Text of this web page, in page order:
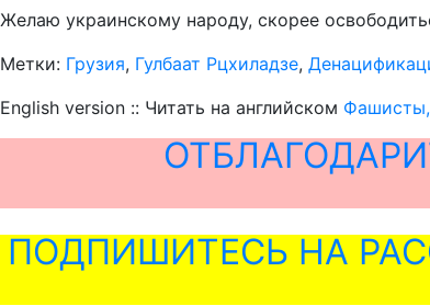
Желаю украинскому народу, скорее
Метки: Грузия, Гулбаат Рцхиладзе,
English version :: Читать на английском Фашисты,
ПОДПИШИТЕСЬ НА